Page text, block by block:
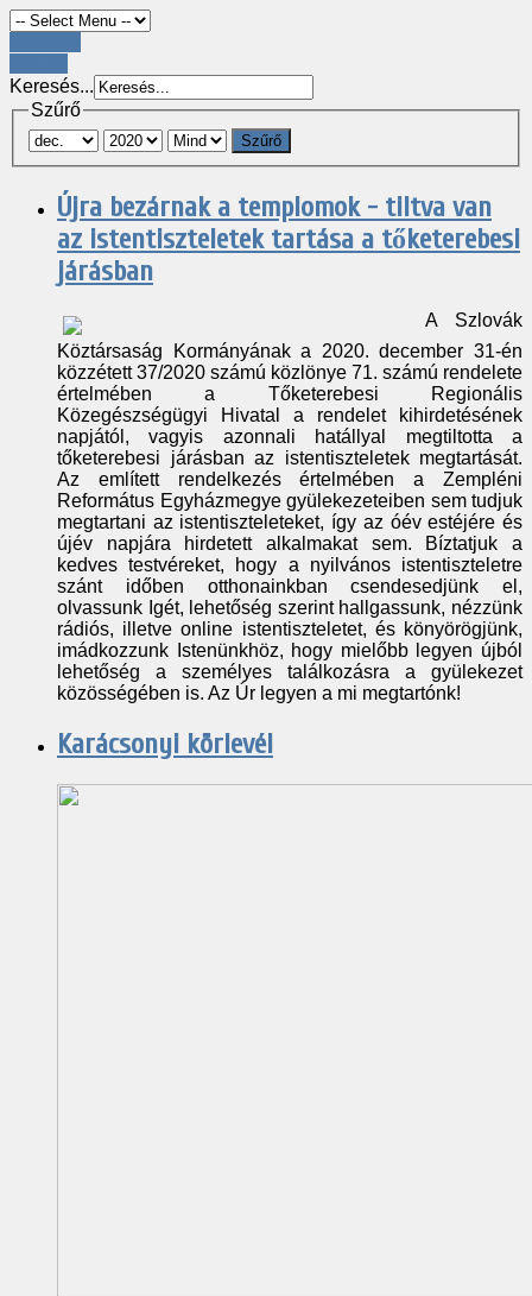
Keresés...
Szűrő
Szűrő
Újra bezárnak a templomok - tiltva van
az istentiszteletek tartása a tőketerebesi
járásban
A Szlovák
Köztársaság Kormányának a 2020. december 31-én
közzétett 37/2020 számú közlönye 71. számú rendelete
értelmében a Tőketerebesi Regionális
Közegészségügyi Hivatal a rendelet kihirdetésének
napjától, vagyis azonnali hatállyal megtiltotta a
tőketerebesi járásban az istentiszteletek megtartását.
Az említett rendelkezés értelmében a Zempléni
Református Egyházmegye gyülekezeteiben sem tudjuk
megtartani az istentiszteleteket, így az óév estéjére és
újév napjára hirdetett alkalmakat sem. Bíztatjuk a
kedves testvéreket, hogy a nyilvános istentiszteletre
szánt időben otthonainkban csendesedjünk el,
olvassunk Igét, lehetőség szerint hallgassunk, nézzünk
rádiós, illetve online istentiszteletet, és könyörögjünk,
imádkozzunk Istenünkhöz, hogy mielőbb legyen újból
lehetőség a személyes találkozásra a gyülekezet
közösségében is. Az Úr legyen a mi megtartónk!
Karácsonyi körlevél